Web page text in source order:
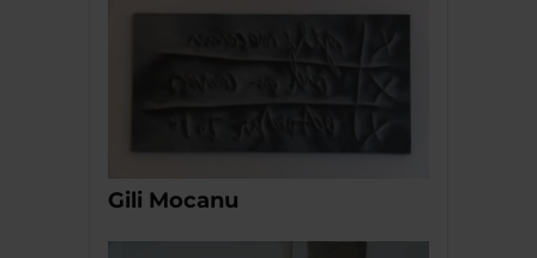
Gili Mocanu